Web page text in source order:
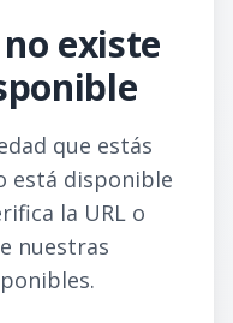
existe
que estás
está disponible
la URL o
nuestras